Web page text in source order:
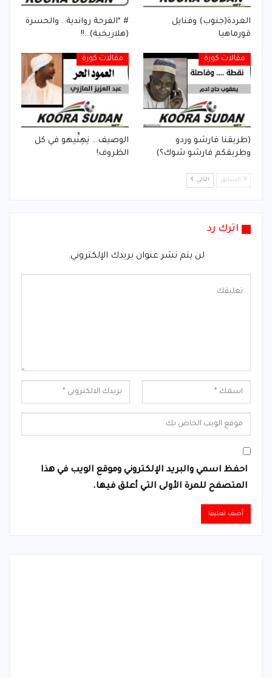
العردة(جنوب) وفنايل
قورماهيا
# *الفرحة رواندية.. والحسرة
(هلاريخية)..!!
مقالات كورة
(طريقنا فارشو وردو
وطريقكم فارشو شوك؟)
مقالات كورة
الوصيف… نِهِنِّيهو في كل
الظروف!
السابق التالي
اترك رد
لن يتم نشر عنوان بريدك الإلكتروني.
احفظ اسمي والبريد الإلكتروني وموقع الويب في هذا
المتصفح للمرة الأولى التي أعلق فيها.